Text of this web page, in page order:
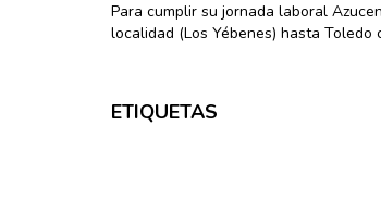
Para cumplir su jornada laboral
localidad (Los Yébenes) hasta Toledo
ETIQUETAS